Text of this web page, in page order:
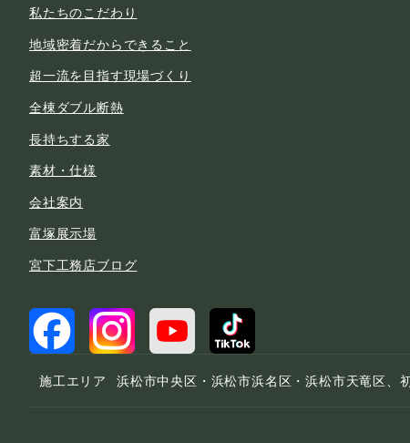
私たちのこだわり
地域密着だからできること
超一流を目指す現場づくり
全棟ダブル断熱
長持ちする家
素材・仕様
会社案内
富塚展示場
宮下工務店ブログ
施工エリア 浜松市中央区・浜松市浜名区・浜松市天竜区、